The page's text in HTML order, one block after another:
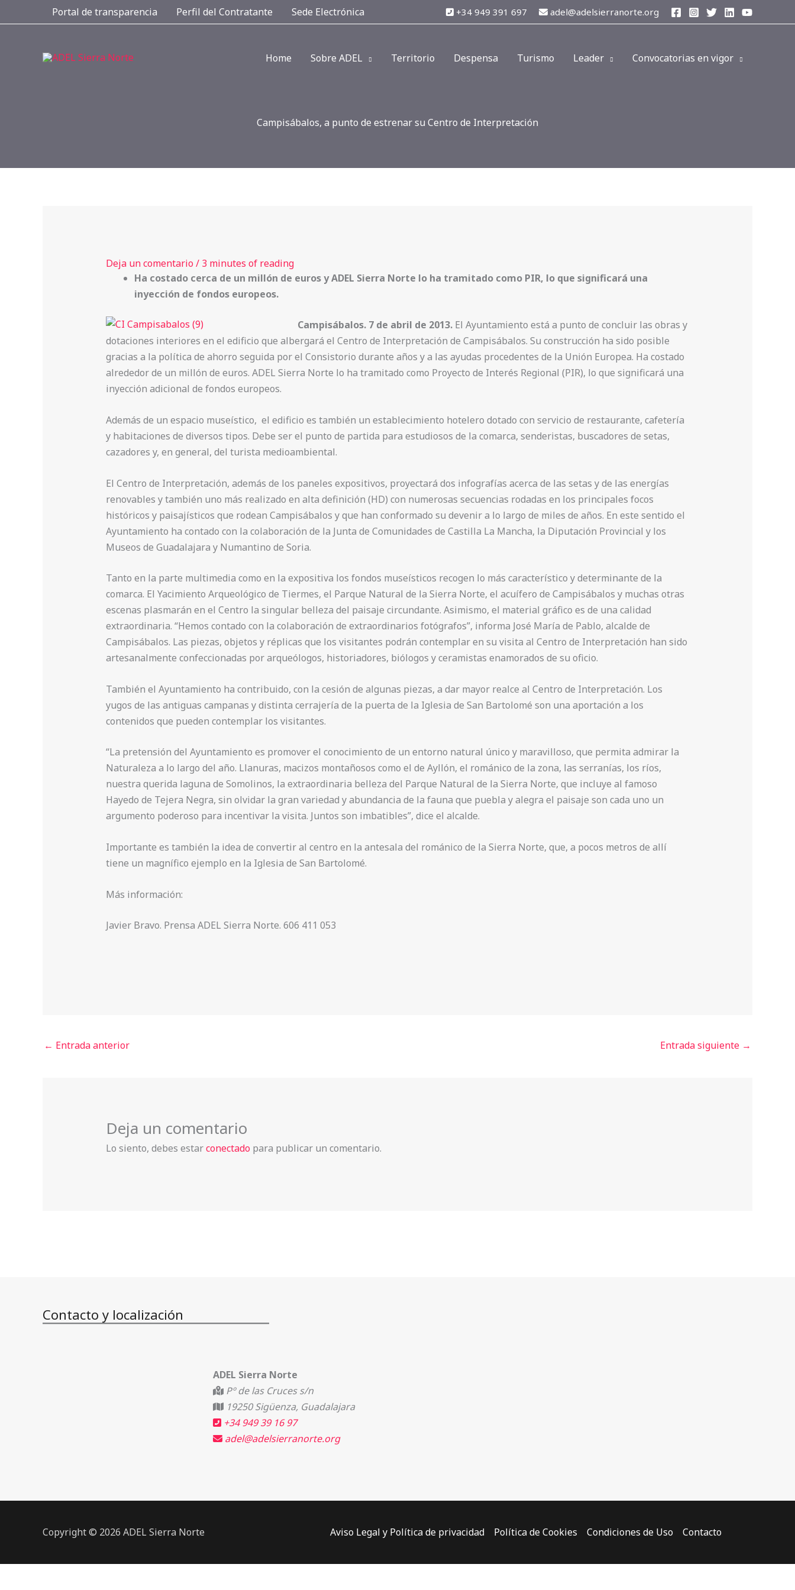
al
Portal de transparencia Perfil del Contratante Sede Electrónica +34 949 391 697 adel@adelsierranorte.org
Home Sobre ADEL Territorio Despensa Turismo Leader Convocatorias en vigor
Campisábalos, a punto de estrenar su Centro de Interpretación
Deja un comentario/ 3 minutes of reading
Ha costado cerca de un millón de euros y ADEL Sierra Norte lo ha tramitado como PIR, lo que significará una
inyección de fondos europeos.
Campisábalos. 7 de abril de 2013.El Ayuntamiento está a punto de concluir las obras y
dotaciones interiores en el edificio que albergará el Centro de Interpretación de Campisábalos. Su construcción ha sido posible
gracias a la política de ahorro seguida por el Consistorio durante años y a las ayudas procedentes de la Unión Europea. Ha costado
alrededor de un millón de euros. ADEL Sierra Norte lo ha tramitado como Proyecto de Interés Regional (PIR), lo que significará una
inyección adicional de fondos europeos.
Además de un espacio museístico, el edificio es también un establecimiento hotelero dotado con servicio de restaurante, cafetería
y habitaciones de diversos tipos. Debe ser el punto de partida para estudiosos de la comarca, senderistas, buscadores de setas,
cazadores y, en general, del turista medioambiental.
El Centro de Interpretación, además de los paneles expositivos, proyectará dos infografías acerca de las setas y de las energías
renovables y también uno más realizado en alta definición (HD) con numerosas secuencias rodadas en los principales focos
históricos y paisajísticos que rodean Campisábalos y que han conformado su devenir a lo largo de miles de años. En este sentido el
Ayuntamiento ha contado con la colaboración de la Junta de Comunidades de Castilla La Mancha, la Diputación Provincial y los
Museos de Guadalajara y Numantino de Soria.
Tanto en la parte multimedia como en la expositiva los fondos museísticos recogen lo más característico y determinante de la
comarca. El Yacimiento Arqueológico de Tiermes, el Parque Natural de la Sierra Norte, el acuífero de Campisábalos y muchas otras
escenas plasmarán en el Centro la singular belleza del paisaje circundante. Asimismo, el material gráfico es de una calidad
extraordinaria. “Hemos contado con la colaboración de extraordinarios fotógrafos”, informa José María de Pablo, alcalde de
Campisábalos. Las piezas, objetos y réplicas que los visitantes podrán contemplar en su visita al Centro de Interpretación han sido
artesanalmente confeccionadas por arqueólogos, historiadores, biólogos y ceramistas enamorados de su oficio.
También el Ayuntamiento ha contribuido, con la cesión de algunas piezas, a dar mayor realce al Centro de Interpretación. Los
yugos de las antiguas campanas y distinta cerrajería de la puerta de la Iglesia de San Bartolomé son una aportación a los
contenidos que pueden contemplar los visitantes.
“La pretensión del Ayuntamiento es promover el conocimiento de un entorno natural único y maravilloso, que permita admirar la
Naturaleza a lo largo del año. Llanuras, macizos montañosos como el de Ayllón, el románico de la zona, las serranías, los ríos,
nuestra querida laguna de Somolinos, la extraordinaria belleza del Parque Natural de la Sierra Norte, que incluye al famoso
Hayedo de Tejera Negra, sin olvidar la gran variedad y abundancia de la fauna que puebla y alegra el paisaje son cada uno un
argumento poderoso para incentivar la visita. Juntos son imbatibles”, dice el alcalde.
Importante es también la idea de convertir al centro en la antesala del románico de la Sierra Norte, que, a pocos metros de allí
tiene un magnífico ejemplo en la Iglesia de San Bartolomé.
Más información:
Javier Bravo. Prensa ADEL Sierra Norte. 606 411 053
← Entrada anterior Entrada siguiente →
Deja un comentario
Lo siento, debes estarconectadopara publicar un comentario.
Contacto y localización
ADEL Sierra Norte
Pº de las Cruces s/n
19250 Sigüenza, Guadalajara
+34 949 39 16 97
adel@adelsierranorte.org
Copyright © 2026 ADEL Sierra Norte Aviso Legal y Política de privacidad Política de Cookies Condiciones de Uso Contacto